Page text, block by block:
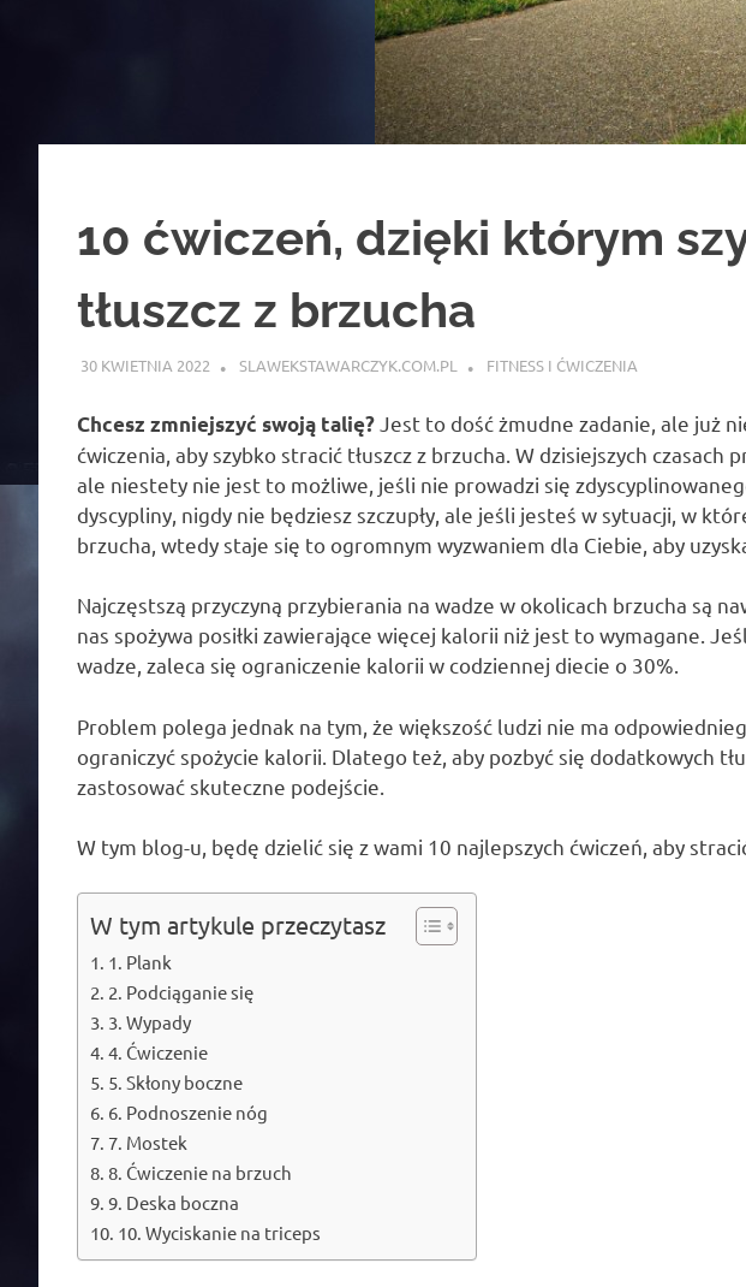
10 ćwiczeń, dzięki którym
tłuszcz z brzucha
30 KWIETNIA 2022 SLAWEKSTAWARCZYK.COM.PL FITNESS I ĆWICZENIA
Chcesz zmniejszyć swoją talię? Jest to dość żmudne zadanie, ale już
ćwiczenia, aby szybko stracić tłuszcz z brzucha. W dzisiejszych czasach
ale niestety nie jest to możliwe, jeśli nie prowadzi się
dyscypliny, nigdy nie będziesz szczupły, ale jeśli jesteś w sytuacji, w
brzucha, wtedy staje się to ogromnym wyzwaniem dla Ciebie, aby
Najczęstszą przyczyną przybierania na wadze w okolicach brzucha są
nas spożywa posiłki zawierające więcej kalorii niż jest to wymagane.
wadze, zaleca się ograniczenie kalorii w codziennej diecie o 30%.
Problem polega jednak na tym, że większość ludzi nie ma
ograniczyć spożycie kalorii. Dlatego też, aby pozbyć się dodatkowych
zastosować skuteczne podejście.
W tym blog-u, będę dzielić się z wami 10 najlepszych ćwiczeń, aby
W tym artykule przeczytasz
1. Plank
2. Podciąganie się
3. Wypady
4. Ćwiczenie
5. Skłony boczne
6. Podnoszenie nóg
7. Mostek
8. Ćwiczenie na brzuch
9. Deska boczna
10. Wyciskanie na triceps